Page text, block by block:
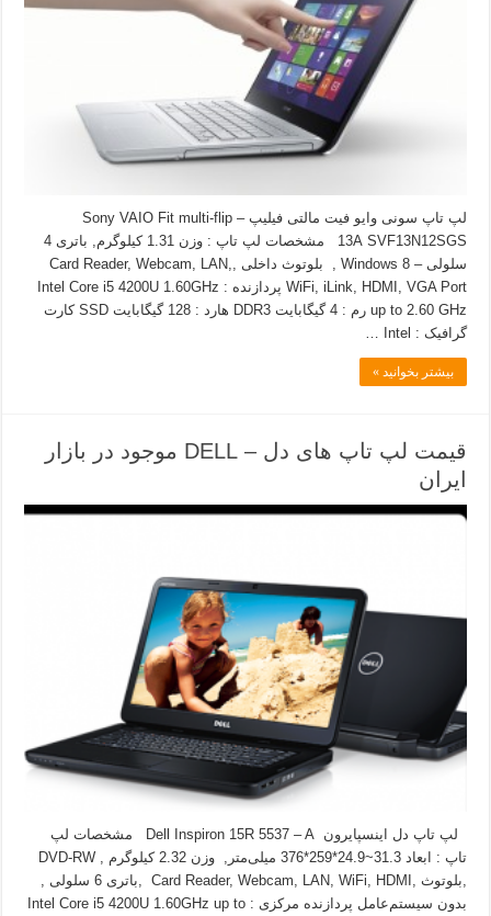
لپ تاپ سونی وایو فیت مالتی فیلیپ – Sony VAIO Fit multi-flip
13A SVF13N12SGS مشخصات لپ تاپ : وزن 1.31 کیلوگرم, باتری 4
سلولی – Windows 8 , بلوتوث داخلی ,Card Reader, Webcam, LAN,
WiFi, iLink, HDMI, VGA Port پردازنده : Intel Core i5 4200U 1.60GHz
up to 2.60 GHz رم : 4 گیگابایت DDR3 هارد : 128 گیگابایت SSD کارت
گرافیک : Intel …
بیشتر بخوانید »
قیمت لپ تاپ های دل – DELL موجود در بازار
ایران
لپ تاپ دل اینسپایرون Dell Inspiron 15R 5537 – A مشخصات لپ
تاپ : ابعاد 31.3~24.9*259*376 میلی‌متر, وزن 2.32 کیلوگرم , DVD-RW
,بلوتوث ,Card Reader, Webcam, LAN, WiFi, HDMI ,باتری 6 سلولی ,
بدون سیستم‌عامل پردازنده مرکزی : Intel Core i5 4200U 1.60GHz up to